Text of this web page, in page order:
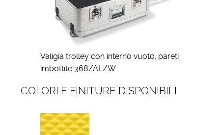
Valigia trolley con interno vuoto, pareti
imbottite 368/AL/W
COLORI E FINITURE DISPONIBILI